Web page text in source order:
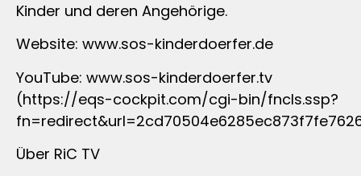
Kinder und deren Angehörige.
Website: www.sos-kinderdoerfer.de
YouTube: www.sos-kinderdoerfer.tv
(https://eqs-cockpit.com/cgi-bin/fncls.ssp?
Über RiC TV